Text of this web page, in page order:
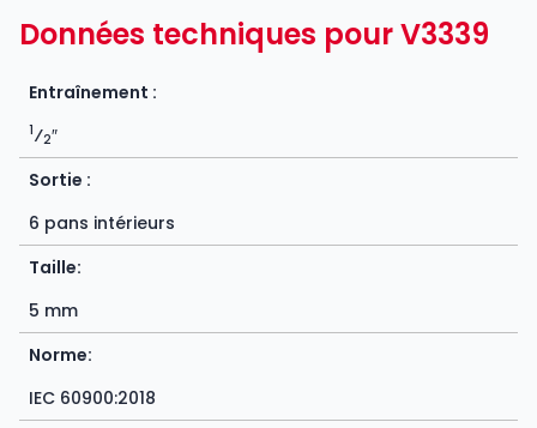
Données techniques pour V3339
Entraînement :
1⁄2″
Sortie :
6 pans intérieurs
Taille:
5 mm
Norme:
IEC 60900:2018